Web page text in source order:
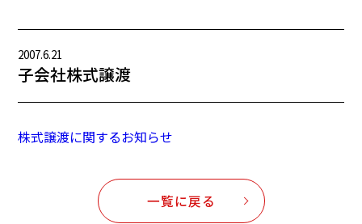
2007.6.21
子会社株式譲渡
株式譲渡に関するお知らせ
一覧に戻る